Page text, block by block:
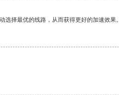
择最优的线路，从而获得更好的加速效果。